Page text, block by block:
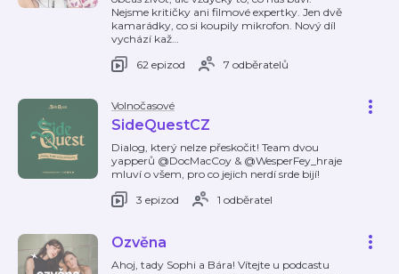
Nejsme kritičky ani filmové expertky. Jen dvě
kamarádky, co si koupily mikrofon. Nový díl
vychází kaž…
62 epizod
7 odběratelů
Volnočasové
SideQuestCZ
Dialog, který nelze přeskočit! Team dvou
yapperů @DocMacCoy & @WesperFey_hraje
mluví o všem, pro co jejich nerdí srde bijí!
3 epizod
1 odběratel
Ozvěna
Ahoj, tady Sophi a Bára! Vítejte u podcastu